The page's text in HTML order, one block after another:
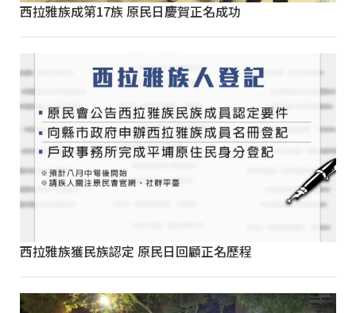
西拉雅族成第17族 原民日慶賀正名成功
西拉雅族獲民族認定 原民日回顧正名歷程